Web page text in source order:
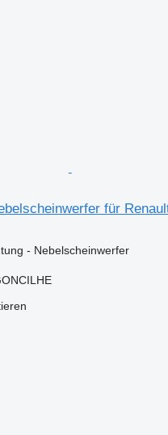
für
- Nebelscheinwerfer